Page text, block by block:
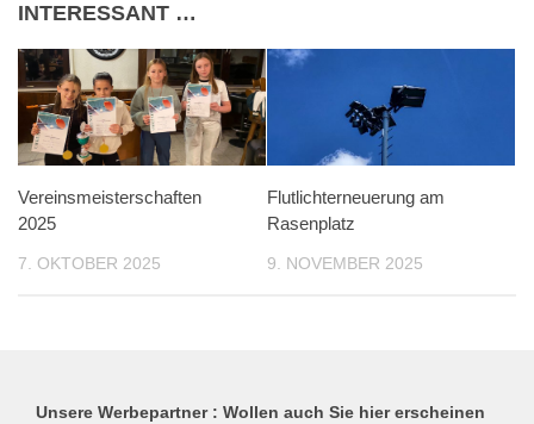
INTERESSANT …
Vereinsmeisterschaften
2025
7. OKTOBER 2025
Flutlichterneuerung am
Rasenplatz
9. NOVEMBER 2025
Unsere Werbepartner : Wollen auch Sie hier erscheinen